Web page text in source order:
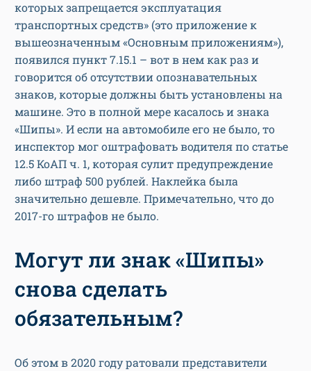
которых запрещается эксплуатация
транспортных средств» (это приложение к
вышеозначенным «Основным приложениям»),
появился пункт 7.15.1 – вот в нем как раз и
говорится об отсутствии опознавательных
знаков, которые должны быть установлены на
машине. Это в полной мере касалось и знака
«Шипы». И если на автомобиле его не было, то
инспектор мог оштрафовать водителя по статье
12.5 КоАП ч. 1, которая сулит предупреждение
либо штраф 500 рублей. Наклейка была
значительно дешевле. Примечательно, что до
2017-го штрафов не было.
Могут ли знак «Шипы»
снова сделать
обязательным?
Об этом в 2020 году ратовали представители